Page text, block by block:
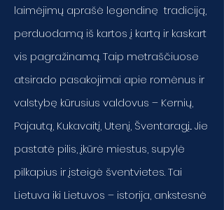
laimėjimų aprašė legendinę tradiciją,
perduodamą iš kartos į kartą ir kaskart
vis pagražinamą. Taip metraščiuose
atsirado pasakojimai apie romėnus ir
valstybę kūrusius valdovus – Kernių,
Pajautą, Kukavaitį, Utenį, Šventaragį... Jie
pastatė pilis, įkūrė miestus, supylė
pilkapius ir įsteigė šventvietes. Tai
Lietuva iki Lietuvos – istorija, ankstesnė